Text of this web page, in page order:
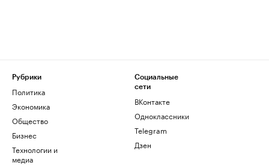
Рубрики
Политика
Экономика
Общество
Бизнес
Технологии и
медиа
Социальные
сети
ВКонтакте
Одноклассники
Telegram
Дзен